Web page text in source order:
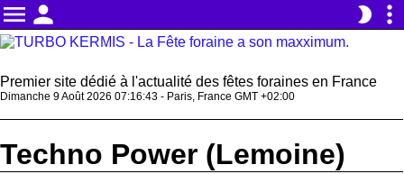
menu person brightness_2 more_vert
Premier site dédié à l'actualité des fêtes foraines en France
Dimanche 9 Août 2026 07:16:43 - Paris, France GMT +02:00
Techno Power (Lemoine)